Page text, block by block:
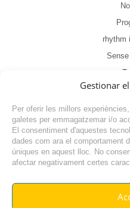
Gestionar
Per oferir les millors
galetes per emmagatzemar i/o
El consentiment d'aquestes
dades com ara el comportament
úniques en aquest lloc. No
afectar negativament certes
rhythm
NOTÍCIA
© RADIO